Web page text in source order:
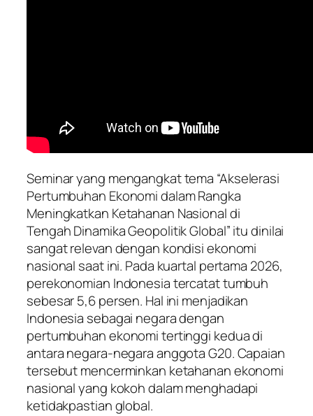
Seminar yang mengangkat tema “Akselerasi
Pertumbuhan Ekonomi dalam Rangka
Meningkatkan Ketahanan Nasional di
Tengah Dinamika Geopolitik Global” itu dinilai
sangat relevan dengan kondisi ekonomi
nasional saat ini. Pada kuartal pertama 2026,
perekonomian Indonesia tercatat tumbuh
sebesar 5,6 persen. Hal ini menjadikan
Indonesia sebagai negara dengan
pertumbuhan ekonomi tertinggi kedua di
antara negara-negara anggota G20. Capaian
tersebut mencerminkan ketahanan ekonomi
nasional yang kokoh dalam menghadapi
ketidakpastian global.